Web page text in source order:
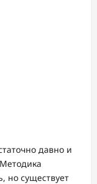
давно и
но существует